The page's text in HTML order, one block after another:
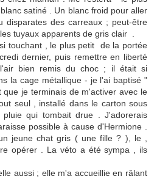
satiné . Un blanc froid pour aller
disparates des carreaux ; peut-être
tuyaux apparents de gris clair .
, le plus petit de la portée
dernier, puis remettre en liberté
bien remis du choc ; il était si
la cage métallique - je l'ai baptisé "
je terminais de m'activer avec le
seul , installé dans le carton sous
qui tombait drue . J'adorerais
possible à cause d'Hermione .
jeune chat gris ( une fille ? ), le ,
opérer . La véto a été sympa , ils
; elle m'a accueillie en râlant